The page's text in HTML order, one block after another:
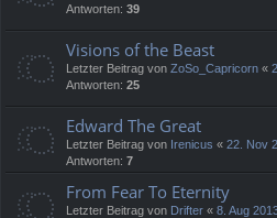
Antworten: 39
Visions of the Beast
Letzter Beitrag von ZoSo_Capricorn «
Antworten: 25
Edward The Great
Letzter Beitrag von Irenicus « 22. Nov
Antworten: 7
From Fear To Eternity
Letzter Beitrag von Drifter « 8. Aug